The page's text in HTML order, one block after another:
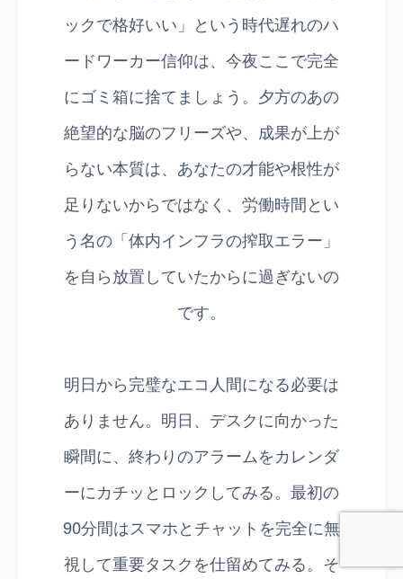
ックで格好いい」という時代遅れのハ
ードワーカー信仰は、今夜ここで完全
にゴミ箱に捨てましょう。夕方のあの
絶望的な脳のフリーズや、成果が上が
らない本質は、あなたの才能や根性が
足りないからではなく、労働時間とい
う名の「体内インフラの搾取エラー」
を自ら放置していたからに過ぎないの
です。
明日から完璧なエコ人間になる必要は
ありません。明日、デスクに向かった
瞬間に、終わりのアラームをカレンダ
ーにカチッとロックしてみる。最初の
90分間はスマホとチャットを完全に無
視して重要タスクを仕留めてみる。そ